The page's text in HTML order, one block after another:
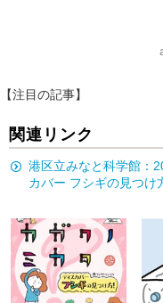
【注目の記事】
関連リンク
港区立みなと科学館：
カバー フシギの見つけ